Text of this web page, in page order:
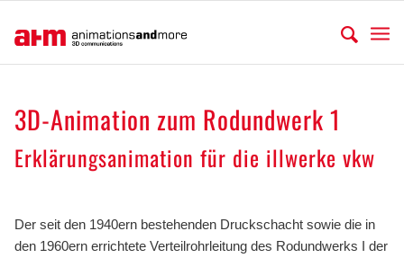
3D-Animation zum Rodundwerk 1
Erklärungsanimation für die illwerke vkw
Der seit den 1940ern bestehenden Druckschacht sowie die in
den 1960ern errichtete Verteilrohrleitung des Rodundwerks I der